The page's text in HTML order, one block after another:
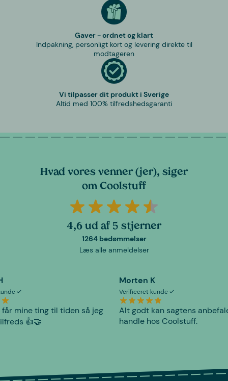
Gaver - ordnet og klart
Indpakning, personligt kort og levering direkte til
modtageren
Vi tilpasser dit produkt i Sverige
Altid med 100% tilfredshedsgaranti
Hvad vores venner (jer), siger
om Coolstuff
4,6 ud af 5 stjerner
1264 bedømmelser
Læs alle anmeldelser
får mine ting til tiden så jeg
👍🤝
Morten K
Verificeret kunde
Alt godt kan sagtens
handle hos Coolstuff.